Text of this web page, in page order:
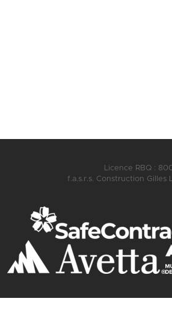
Licence RBQ :
f.a.s.r.s. Construction Gilles